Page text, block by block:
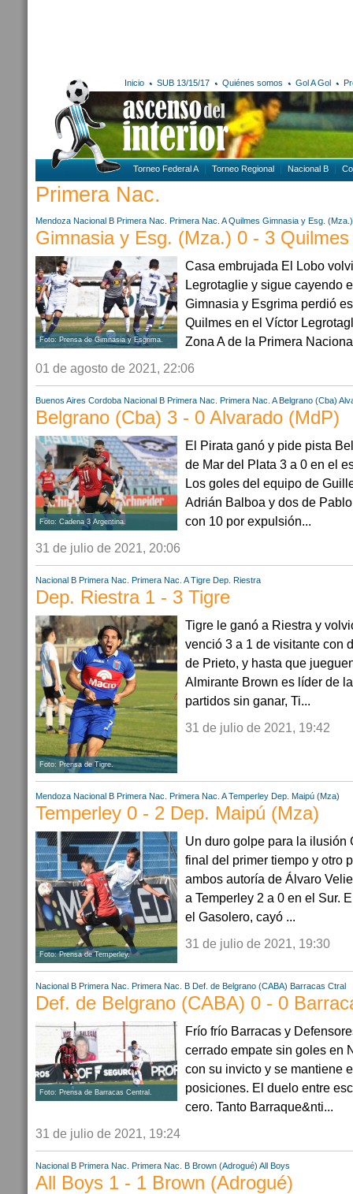
Inicio SUB 13/15/17 Quiénes somos Gol A Gol
Torneo Federal A Torneo Regional Nacional B
Primera Nac.
Mendoza Nacional B Primera Nac. Primera Nac. A Quilmes Gimnasia y Esg. (Mza.)
Gimnasia y Esg. (Mza.) 0 - 3 Quilmes
Foto: Prensa de Gimnasia y Esgrima.
Casa embrujada El Lobo
Legrotaglie y sigue cayendo
Gimnasia y Esgrima perdió
Quilmes en el Víctor
Zona A de la Primera
01 de agosto de 2021, 22:06
Buenos Aires Cordoba Nacional B Primera Nac. Primera Nac. A Belgrano (Cba)
Belgrano (Cba) 3 - 0 Alvarado (MdP)
Foto: Cadena 3 Argentina.
El Pirata ganó y pide pista
de Mar del Plata 3 a 0 en el
Los goles del equipo de
Adrián Balboa y dos de
con 10 por expulsión...
31 de julio de 2021, 20:06
Nacional B Primera Nac. Primera Nac. A Tigre Dep. Riestra
Dep. Riestra 1 - 3 Tigre
Foto: Prensa de Tigre.
Tigre le ganó a Riestra y
venció 3 a 1 de visitante con
de Prieto, y hasta que
Almirante Brown es líder de
partidos sin ganar, Ti...
31 de julio de 2021, 19:42
Mendoza Nacional B Primera Nac. Primera Nac. A Temperley Dep. Maipú (Mza)
Temperley 0 - 2 Dep. Maipú (Mza)
Foto: Prensa de Temperley.
Un duro golpe para la ilusión
final del primer tiempo y otro
ambos autoría de Álvaro
a Temperley 2 a 0 en el Sur.
el Gasolero, cayó ...
31 de julio de 2021, 19:30
Nacional B Primera Nac. Primera Nac. B Def. de Belgrano (CABA) Barracas Ctral
Def. de Belgrano (CABA) 0 - 0
Foto: Prensa de Barracas Central.
Frío frío Barracas y
cerrado empate sin goles en
con su invicto y se mantiene
posiciones. El duelo entre
cero. Tanto Barraque&nti...
31 de julio de 2021, 19:24
Nacional B Primera Nac. Primera Nac. B Brown (Adrogué) All Boys
All Boys 1 - 1 Brown (Adrogué)